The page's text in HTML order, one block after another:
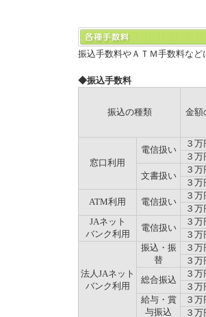
振込手数料やＡＴＭ手数料など
◆振込手数料
振込の種類 金額
窓口利用
電信扱い
３
３
文書扱い
３
３
ATM利用
電信扱い
３
３
JAネット
バンク利用
電信扱い
３
３
法人JAネット
バンク利用
振込・振
替
３
３
総合振込
３
３
給与・賞
与振込
３
３